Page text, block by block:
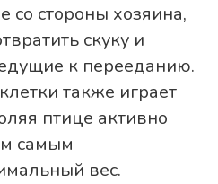
со стороны хозяина,
скуку и
к перееданию.
также играет
птице активно
самым
вес.